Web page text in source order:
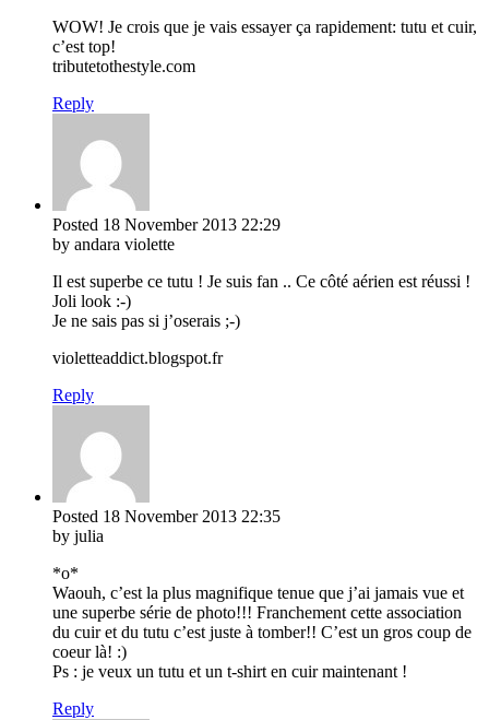
WOW! Je crois que je vais essayer ça rapidement: tutu et cuir,
c’est top!
tributetothestyle.com
Reply
Posted 18 November 2013 22:29
by andara violette
Il est superbe ce tutu ! Je suis fan .. Ce côté aérien est réussi !
Joli look :-)
Je ne sais pas si j’oserais ;-)
violetteaddict.blogspot.fr
Reply
Posted 18 November 2013 22:35
by julia
*o*
Waouh, c’est la plus magnifique tenue que j’ai jamais vue et
une superbe série de photo!!! Franchement cette association
du cuir et du tutu c’est juste à tomber!! C’est un gros coup de
coeur là! :)
Ps : je veux un tutu et un t-shirt en cuir maintenant !
Reply